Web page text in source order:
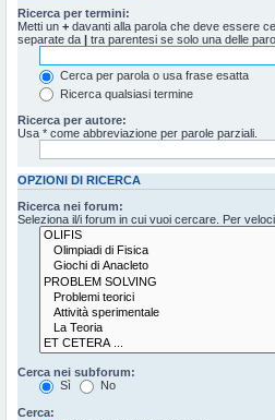
Ricerca per termini:
Metti un + davanti alla parola che deve essere
separate da
tra parentesi se solo una delle
Cerca per parola o usa frase esatta
Ricerca qualsiasi termine
Ricerca per autore:
Usa * come abbreviazione per parole parziali.
OPZIONI DI RICERCA
Ricerca nei forum:
Seleziona il/i forum in cui vuoi cercare. Per
Cerca nei subforum:
Sì
No
Cerca: